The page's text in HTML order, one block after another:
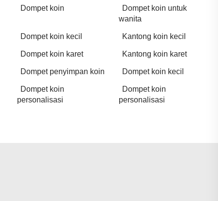
Dompet koin
Dompet koin untuk
wanita
Dompet koin kecil Kantong koin kecil
Dompet koin karet Kantong koin karet
Dompet penyimpan koin Dompet koin kecil
Dompet koin
personalisasi
Dompet koin
personalisasi